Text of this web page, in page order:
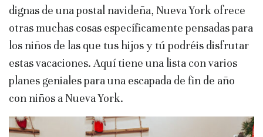
dignas de una postal navideña, Nueva York ofrece
otras muchas cosas específicamente pensadas para
los niños de las que tus hijos y tú podréis disfrutar
estas vacaciones. Aquí tiene una lista con varios
planes geniales para una escapada de fin de año
con niños a Nueva York.